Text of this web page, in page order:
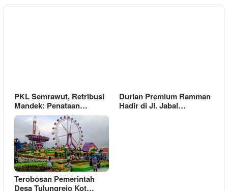
PKL Semrawut, Retribusi
Mandek: Penataan…
Durian Premium Ramman
Hadir di Jl. Jabal…
Terobosan Pemerintah
Desa Tulungrejo Kot…